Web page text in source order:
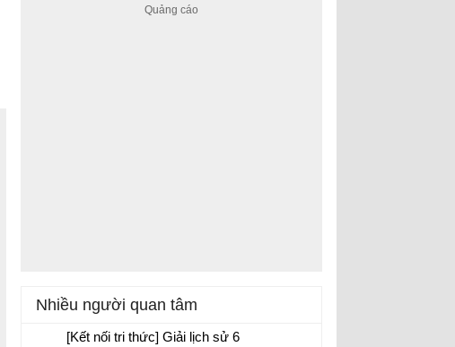
Nhiều người quan tâm
[Kết nối tri thức] Giải lịch sử 6